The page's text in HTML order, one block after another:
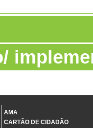
AMA
CARTÃO DE CIDADÃO